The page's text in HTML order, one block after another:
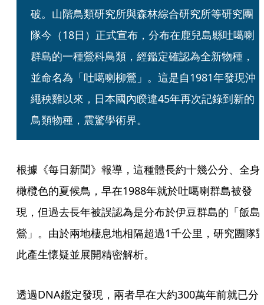
破。山階鳥類研究所與森林綜合研究所等研究團
隊今（18日）正式宣布，分布在鹿兒島縣吐噶喇
群島的一種鶯科鳥類，經鑑定確認為全新物種，
並命名為「吐噶喇柳鶯」。這是自1981年發現沖
繩秧雞以來，日本國內睽違45年再次記錄到新的
鳥類物種，震驚學術界。
根據《每日新聞》報導，這種體長約十幾公分、全身
橄欖色的夏候鳥，早在1988年就於吐噶喇群島被發
現，但過去長年被誤認為是分布於伊豆群島的「飯島
鶯」。由於兩地棲息地相隔超過1千公里，研究團隊
此產生懷疑並展開精密解析。
透過DNA鑑定發現，兩者早在大約300萬年前就已分